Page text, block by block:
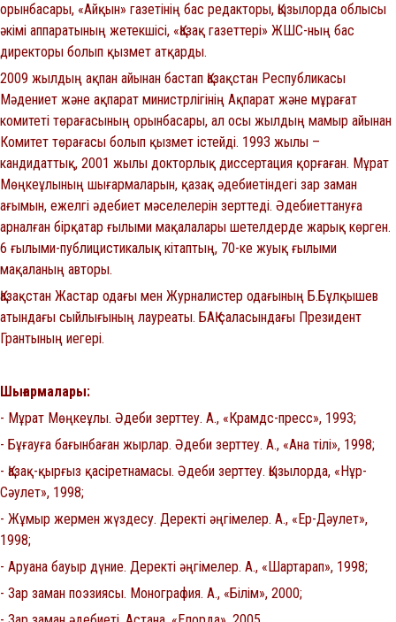
орынбасары, «Айқын» газетінің бас редакторы, Қызылорда облысы
әкімі аппаратының жетекшісі, «Қазақ газеттері» ЖШС-ның бас
директоры болып қызмет атқарды.
2009 жылдың ақпан айынан бастап Қазақстан Республикасы
Мәдениет және ақпарат министрлігінің Ақпарат және мұрағат
комитеті төрағасының орынбасары, ал осы жылдың мамыр айынан
Комитет төрағасы болып қызмет істейді. 1993 жылы –
кандидаттық, 2001 жылы докторлық диссертация қорғаған. Мұрат
Мөңкеұлының шығармаларын, қазақ әдебиетіндегі зар заман
ағымын, ежелгі әдебиет мәселелерін зерттеді. Әдебиеттануға
арналған бірқатар ғылыми мақалалары шетелдерде жарық көрген.
6 ғылыми-публицистикалық кітаптың, 70-ке жуық ғылыми
мақаланың авторы.
Қазақстан Жастар одағы мен Журналистер одағының Б.Бұлқышев
атындағы сыйлығының лауреаты. БАҚ саласындағы Президент
Грантының иегері.
Шығармалары:
- Мұрат Мөңкеұлы. Әдеби зерттеу. А., «Крамдс-пресс», 1993;
- Бұғауға бағынбаған жырлар. Әдеби зерттеу. А., «Ана тілі», 1998;
- Қазақ-қырғыз қасіретнамасы. Әдеби зерттеу. Қызылорда, «Нұр-
Сәулет», 1998;
- Жұмыр жермен жүздесу. Деректі әңгімелер. А., «Ер-Дәулет»,
1998;
- Аруана бауыр дүние. Деректі әңгімелер. А., «Шартарап», 1998;
- Зар заман поэзиясы. Монография. А., «Білім», 2000;